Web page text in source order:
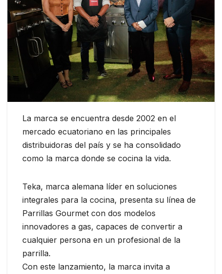
La marca se encuentra desde 2002 en el
mercado ecuatoriano en las principales
distribuidoras del país y se ha consolidado
como la marca donde se cocina la vida.
Teka, marca alemana líder en soluciones
integrales para la cocina, presenta su línea de
Parrillas Gourmet con dos modelos
innovadores a gas, capaces de convertir a
cualquier persona en un profesional de la
parrilla.
Con este lanzamiento, la marca invita a